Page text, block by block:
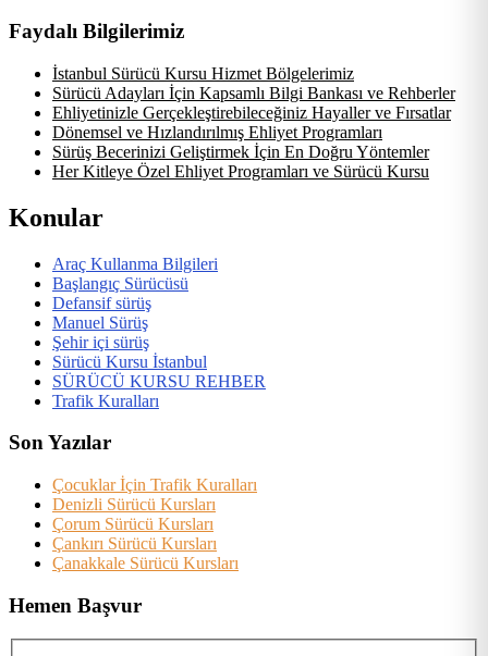
Faydalı Bilgilerimiz
İstanbul Sürücü Kursu Hizmet Bölgelerimiz
Sürücü Adayları İçin Kapsamlı Bilgi Bankası ve Rehberler
Ehliyetinizle Gerçekleştirebileceğiniz Hayaller ve Fırsatlar
Dönemsel ve Hızlandırılmış Ehliyet Programları
Sürüş Becerinizi Geliştirmek İçin En Doğru Yöntemler
Her Kitleye Özel Ehliyet Programları ve Sürücü Kursu
Konular
Araç Kullanma Bilgileri
Başlangıç Sürücüsü
Defansif sürüş
Manuel Sürüş
Şehir içi sürüş
Sürücü Kursu İstanbul
SÜRÜCÜ KURSU REHBER
Trafik Kuralları
Son Yazılar
Çocuklar İçin Trafik Kuralları
Denizli Sürücü Kursları
Çorum Sürücü Kursları
Çankırı Sürücü Kursları
Çanakkale Sürücü Kursları
Hemen Başvur